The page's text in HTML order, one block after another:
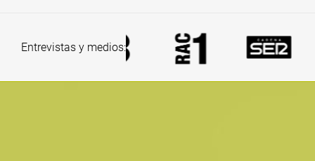
Entrevistas y medios: